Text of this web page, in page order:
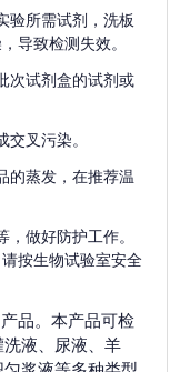
验所需试剂，洗板
导致检测失效。
次试剂盒的试剂或
叉污染。
的蒸发，在推荐温
做好防护工作。
按生物试验室安全
品。本产品可检
液、尿液、羊